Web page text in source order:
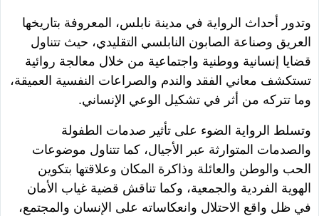
وتدور أحداث الرواية في مدينة نابلس، المعروفة بتاريخها
العريق وصناعة الصابون النابلسي التقليدي، حيث تتناول
قضايا إنسانية ووطنية واجتماعية من خلال معالجة روائية
تستكشف معاني الفقد والندم والصراعات النفسية العميقة،
وما تتركه من أثر في تشكيل الوعي الإنساني.
وتسلط الرواية الضوء على تأثير صدمات الطفولة
والصدمات المتوارثة عبر الأجيال، كما تتناول موضوعات
الحب والوطن والعائلة وذاكرة المكان وعلاقتها بتكوين
الهوية الفردية والجمعية، وكما تناقش قضية غياب الأمان
في ظل واقع الاحتلال وانعكاساته على الإنسان والمجتمع،